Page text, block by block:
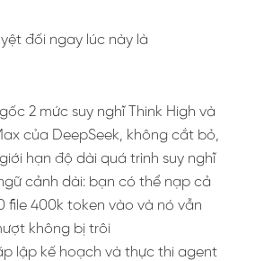
đối ngay lúc này là
2 mức suy nghĩ Think High và
của DeepSeek, không cắt bỏ,
hạn độ dài quá trình suy nghĩ
ngữ cảnh dài: bạn có thể nạp cả
file 400k token vào và nó vẫn
không bị trôi
lập kế hoạch và thực thi agent